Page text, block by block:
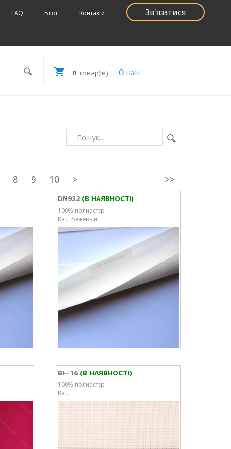
FAQ Блог Контакти Зв'язатися
0товар(ів) : 0 UAH
8 9 10 > >>
DN932 (В НАЯВНОСТІ)
100% полиэстер
Кат.: Бежевый
BH-16 (В НАЯВНОСТІ)
100% полиэстер
Кат.: